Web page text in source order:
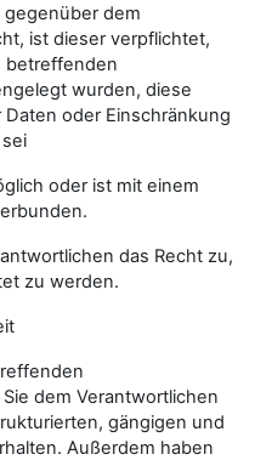
gegenüber dem
ist dieser verpflichtet,
betreffenden
wurden, diese
oder Einschränkung
oder ist mit einem
das Recht zu,
zu werden.
dem Verantwortlichen
gängigen und
Außerdem haben